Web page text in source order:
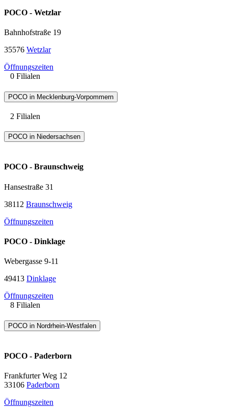
POCO - Wetzlar
Bahnhofstraße 19
35576 Wetzlar
Öffnungszeiten
0 Filialen
POCO in Mecklenburg-Vorpommern
2 Filialen
POCO in Niedersachsen
POCO - Braunschweig
Hansestraße 31
38112 Braunschweig
Öffnungszeiten
POCO - Dinklage
Webergasse 9-11
49413 Dinklage
Öffnungszeiten
8 Filialen
POCO in Nordrhein-Westfalen
POCO - Paderborn
Frankfurter Weg 12
33106 Paderborn
Öffnungszeiten